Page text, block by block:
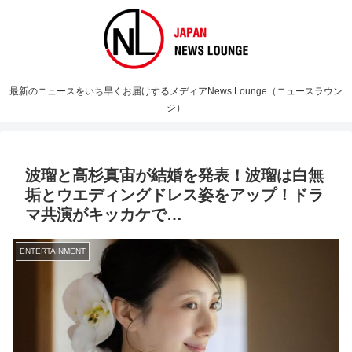
最新のニュースをいち早くお届けするメディアNews Lounge（ニュースラウン
ジ）
波瑠と高杉真宙が結婚を発表！波瑠は白無
垢とウエディングドレス姿をアップ！ドラ
マ共演がキッカケで…
ENTERTAINMENT